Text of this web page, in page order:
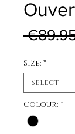
Size: *
Colour: *